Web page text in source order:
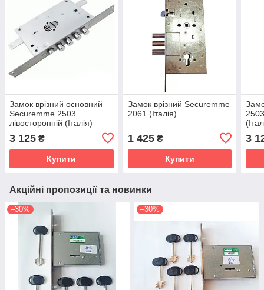
Замок врізний основний
Securemme 2503
лівосторонній (Італія)
3 125 ₴
Купити
Замок врізний Securemme
2061 (Італія)
1 425₴
Купити
3
Акційні пропозиції та новинки
–30% –30%